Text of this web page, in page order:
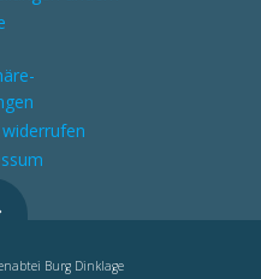
Burg Dinklage